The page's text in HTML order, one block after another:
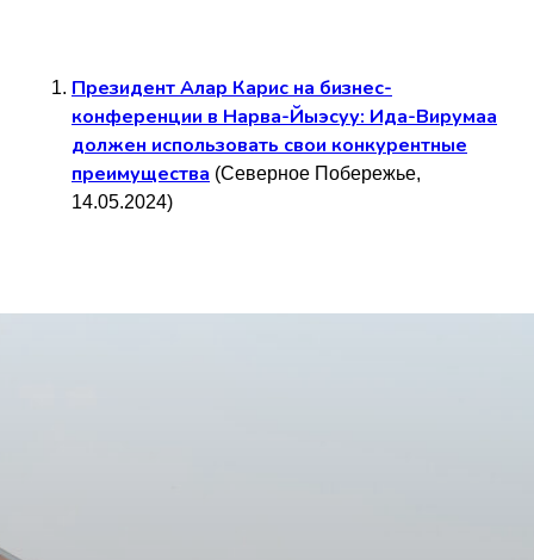
Президент Алар Карис на бизнес-
конференции в Нарва-Йыэсуу: Ида-Вирумаа
должен использовать свои конкурентные
преимущества (Северное Побережье,
14.05.2024)